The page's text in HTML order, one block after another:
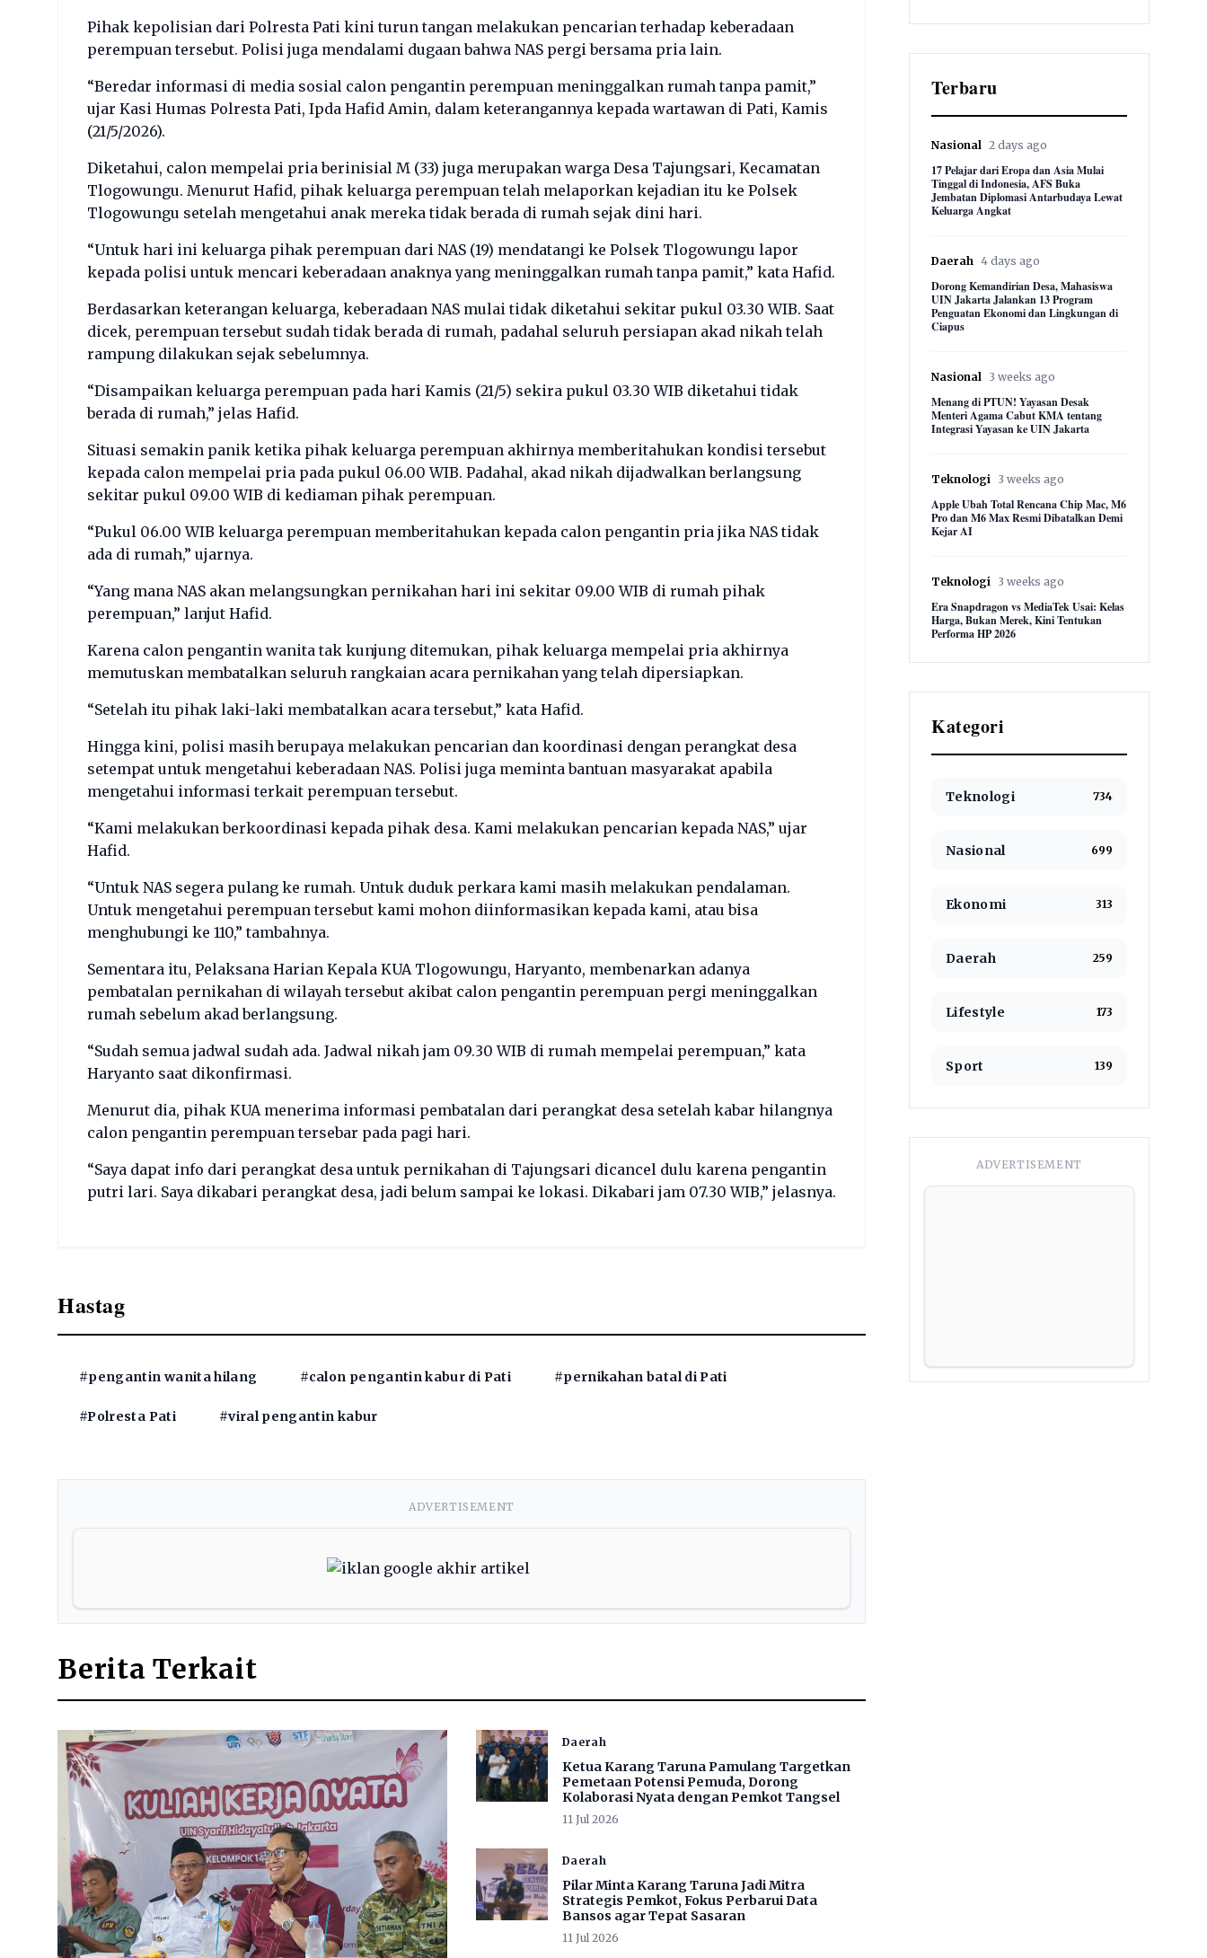
Pihak kepolisian dari Polresta Pati kini turun tangan melakukan pencarian terhadap keberadaan
perempuan tersebut. Polisi juga mendalami dugaan bahwa NAS pergi bersama pria lain.
“Beredar informasi di media sosial calon pengantin perempuan meninggalkan rumah tanpa pamit,”
ujar Kasi Humas Polresta Pati, Ipda Hafid Amin, dalam keterangannya kepada wartawan di Pati, Kamis
(21/5/2026).
Diketahui, calon mempelai pria berinisial M (33) juga merupakan warga Desa Tajungsari, Kecamatan
Tlogowungu. Menurut Hafid, pihak keluarga perempuan telah melaporkan kejadian itu ke Polsek
Tlogowungu setelah mengetahui anak mereka tidak berada di rumah sejak dini hari.
“Untuk hari ini keluarga pihak perempuan dari NAS (19) mendatangi ke Polsek Tlogowungu lapor
kepada polisi untuk mencari keberadaan anaknya yang meninggalkan rumah tanpa pamit,” kata Hafid.
Berdasarkan keterangan keluarga, keberadaan NAS mulai tidak diketahui sekitar pukul 03.30 WIB. Saat
dicek, perempuan tersebut sudah tidak berada di rumah, padahal seluruh persiapan akad nikah telah
rampung dilakukan sejak sebelumnya.
“Disampaikan keluarga perempuan pada hari Kamis (21/5) sekira pukul 03.30 WIB diketahui tidak
berada di rumah,” jelas Hafid.
Situasi semakin panik ketika pihak keluarga perempuan akhirnya memberitahukan kondisi tersebut
kepada calon mempelai pria pada pukul 06.00 WIB. Padahal, akad nikah dijadwalkan berlangsung
sekitar pukul 09.00 WIB di kediaman pihak perempuan.
“Pukul 06.00 WIB keluarga perempuan memberitahukan kepada calon pengantin pria jika NAS tidak
ada di rumah,” ujarnya.
“Yang mana NAS akan melangsungkan pernikahan hari ini sekitar 09.00 WIB di rumah pihak
perempuan,” lanjut Hafid.
Karena calon pengantin wanita tak kunjung ditemukan, pihak keluarga mempelai pria akhirnya
memutuskan membatalkan seluruh rangkaian acara pernikahan yang telah dipersiapkan.
“Setelah itu pihak laki-laki membatalkan acara tersebut,” kata Hafid.
Hingga kini, polisi masih berupaya melakukan pencarian dan koordinasi dengan perangkat desa
setempat untuk mengetahui keberadaan NAS. Polisi juga meminta bantuan masyarakat apabila
mengetahui informasi terkait perempuan tersebut.
“Kami melakukan berkoordinasi kepada pihak desa. Kami melakukan pencarian kepada NAS,” ujar
Hafid.
“Untuk NAS segera pulang ke rumah. Untuk duduk perkara kami masih melakukan pendalaman.
Untuk mengetahui perempuan tersebut kami mohon diinformasikan kepada kami, atau bisa
menghubungi ke 110,” tambahnya.
Sementara itu, Pelaksana Harian Kepala KUA Tlogowungu, Haryanto, membenarkan adanya
pembatalan pernikahan di wilayah tersebut akibat calon pengantin perempuan pergi meninggalkan
rumah sebelum akad berlangsung.
“Sudah semua jadwal sudah ada. Jadwal nikah jam 09.30 WIB di rumah mempelai perempuan,” kata
Haryanto saat dikonfirmasi.
Menurut dia, pihak KUA menerima informasi pembatalan dari perangkat desa setelah kabar hilangnya
calon pengantin perempuan tersebar pada pagi hari.
“Saya dapat info dari perangkat desa untuk pernikahan di Tajungsari dicancel dulu karena pengantin
putri lari. Saya dikabari perangkat desa, jadi belum sampai ke lokasi. Dikabari jam 07.30 WIB,” jelasnya.
Hastag
#pengantin wanita hilang #calon pengantin kabur di Pati #pernikahan batal di Pati
#Polresta Pati #viral pengantin kabur
ADVERTISEMENT
Berita Terkait
Daerah
Ketua Karang Taruna Pamulang Targetkan
Pemetaan Potensi Pemuda, Dorong
Kolaborasi Nyata dengan Pemkot Tangsel
11 Jul 2026
Daerah
Pilar Minta Karang Taruna Jadi Mitra
Strategis Pemkot, Fokus Perbarui Data
Bansos agar Tepat Sasaran
11 Jul 2026
Terbaru
Nasional 2 days ago
17 Pelajar dari Eropa dan Asia Mulai
Tinggal di Indonesia, AFS Buka
Jembatan Diplomasi Antarbudaya Lewat
Keluarga Angkat
Daerah 4 days ago
Dorong Kemandirian Desa, Mahasiswa
UIN Jakarta Jalankan 13 Program
Penguatan Ekonomi dan Lingkungan di
Ciapus
Nasional 3 weeks ago
Menang di PTUN! Yayasan Desak
Menteri Agama Cabut KMA tentang
Integrasi Yayasan ke UIN Jakarta
Teknologi 3 weeks ago
Apple Ubah Total Rencana Chip Mac, M6
Pro dan M6 Max Resmi Dibatalkan Demi
Kejar AI
Teknologi 3 weeks ago
Era Snapdragon vs MediaTek Usai: Kelas
Harga, Bukan Merek, Kini Tentukan
Performa HP 2026
Kategori
Teknologi 734
Nasional 699
Ekonomi 313
Daerah 259
Lifestyle 173
Sport 139
ADVERTISEMENT